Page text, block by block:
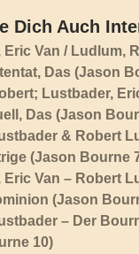
Dich Auch
Eric Van / Ludlum,
Das (Jason
Lustbader,
Das (Jason
& Robert
(Jason Bourne
Eric Van – Robert
(Jason
– Der
10)